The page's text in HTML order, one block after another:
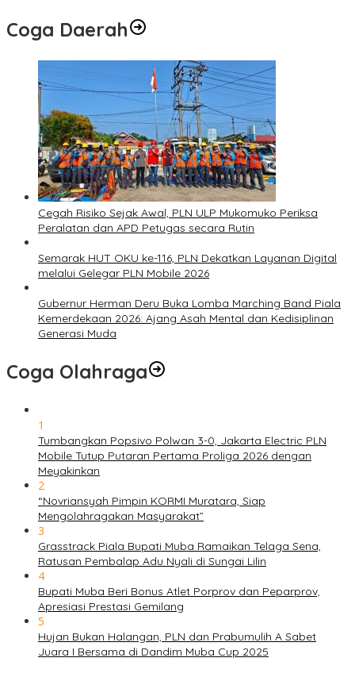
Coga Daerah
Cegah Risiko Sejak Awal, PLN ULP Mukomuko Periksa
Peralatan dan APD Petugas secara Rutin
Semarak HUT OKU ke-116, PLN Dekatkan Layanan Digital
melalui Gelegar PLN Mobile 2026
Gubernur Herman Deru Buka Lomba Marching Band Piala
Kemerdekaan 2026: Ajang Asah Mental dan Kedisiplinan
Generasi Muda
Coga Olahraga
1
Tumbangkan Popsivo Polwan 3-0, Jakarta Electric PLN
Mobile Tutup Putaran Pertama Proliga 2026 dengan
Meyakinkan
2
“Novriansyah Pimpin KORMI Muratara, Siap
Mengolahragakan Masyarakat”
3
Grasstrack Piala Bupati Muba Ramaikan Telaga Sena,
Ratusan Pembalap Adu Nyali di Sungai Lilin
4
Bupati Muba Beri Bonus Atlet Porprov dan Peparprov,
Apresiasi Prestasi Gemilang
5
Hujan Bukan Halangan, PLN dan Prabumulih A Sabet
Juara I Bersama di Dandim Muba Cup 2025